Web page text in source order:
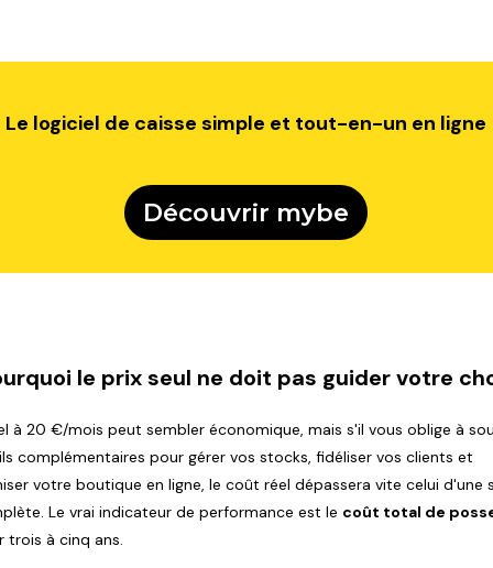
Le logiciel de caisse simple et tout-en-un en ligne
Découvrir mybe
le prix seul ne doit pas guider votre
à 20 €/mois peut sembler économique, mais s'il vous oblige à
complémentaires pour gérer vos stocks, fidéliser vos clients et
votre boutique en ligne, le coût réel dépassera vite celui d'une
Le vrai indicateur de performance est le coût total de
trois à cinq ans.